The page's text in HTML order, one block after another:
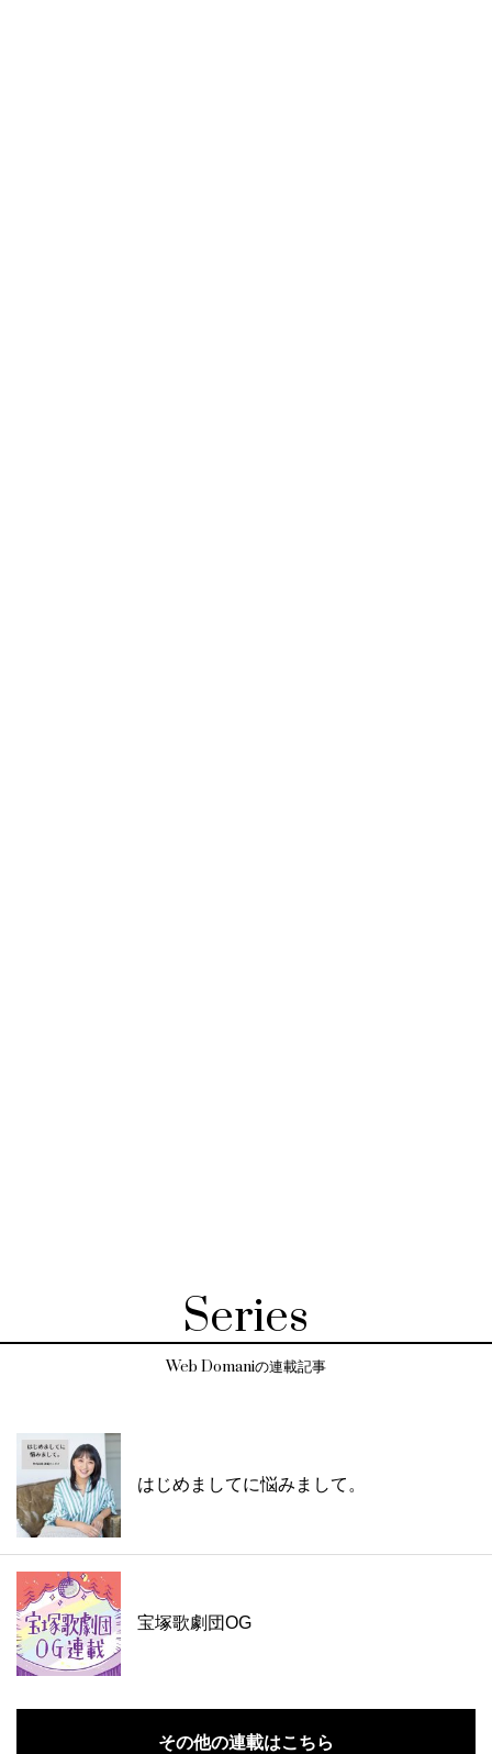
Series
Web Domaniの連載記事
はじめましてに悩みまして。
宝塚歌劇団OG
その他の連載はこちら